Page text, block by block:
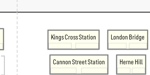
Kings Cross Station London Bridge
Cannon Street Station Herne Hill